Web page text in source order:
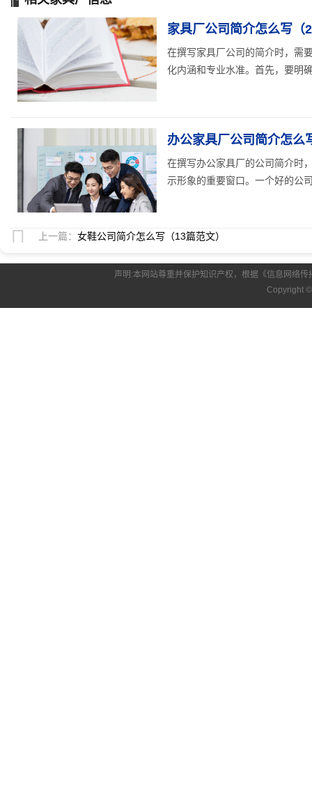
家具厂公司简介怎么写（
在撰写家具厂公司的简介时，需
化内涵和专业水准。首先，要明
办公家具厂公司简介怎么
在撰写办公家具厂的公司简介时
示形象的重要窗口。一个好的公
上一篇： 女鞋公司简介怎么写（13篇范文）
声明:本网站尊重并保护知识产权，根据《信息网络
Copyright